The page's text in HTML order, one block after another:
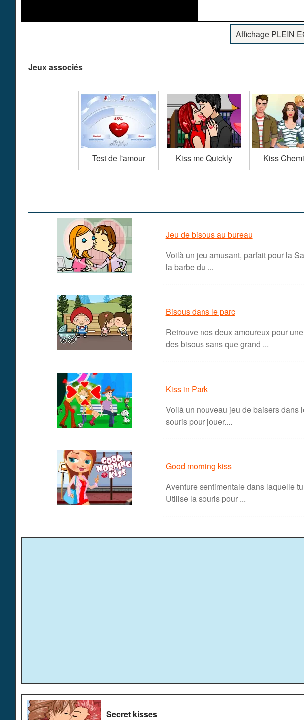
Affichage PLEIN
Jeux associés
Test de l'amour Kiss me Quickly Kiss
Jeu de bisous au bureau
Voilà un jeu amusant, parfait pour la
la barbe du ...
Bisous dans le parc
Retrouve nos deux amoureux pour
des bisous sans que grand ...
Kiss in Park
Voilà un nouveau jeu de baisers dans
souris pour jouer....
Good morning kiss
Aventure sentimentale dans laquelle
Utilise la souris pour ...
Secret kisses